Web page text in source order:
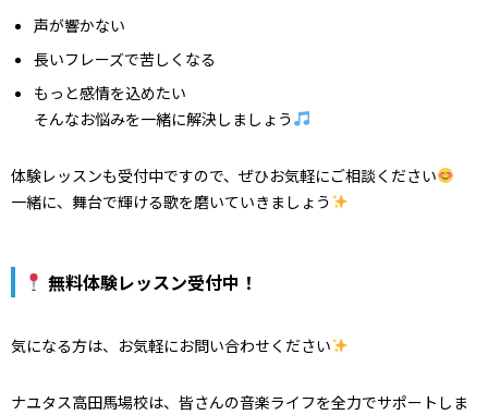
声が響かない
長いフレーズで苦しくなる
もっと感情を込めたい
そんなお悩みを一緒に解決しましょう
体験レッスンも受付中ですので、ぜひお気軽にご相談ください
一緒に、舞台で輝ける歌を磨いていきましょう
無料体験レッスン受付中！
気になる方は、お気軽にお問い合わせください
ナユタス高田馬場校は、皆さんの音楽ライフを全力でサポートしま